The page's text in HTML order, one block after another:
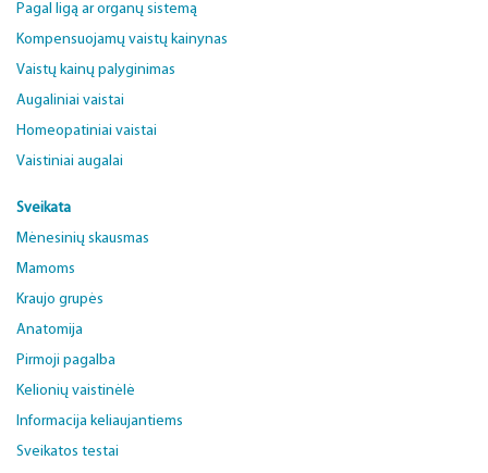
Pagal ligą ar organų sistemą
Kompensuojamų vaistų kainynas
Vaistų kainų palyginimas
Augaliniai vaistai
Homeopatiniai vaistai
Vaistiniai augalai
Sveikata
Mėnesinių skausmas
Mamoms
Kraujo grupės
Anatomija
Pirmoji pagalba
Kelionių vaistinėlė
Informacija keliaujantiems
Sveikatos testai